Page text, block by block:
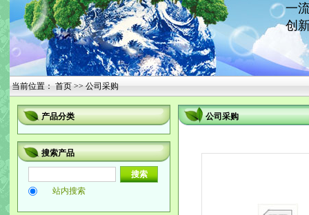
一
创
当前位置： 首页 >> 公司采购
产品分类
搜索产品
站内搜索
公司采购